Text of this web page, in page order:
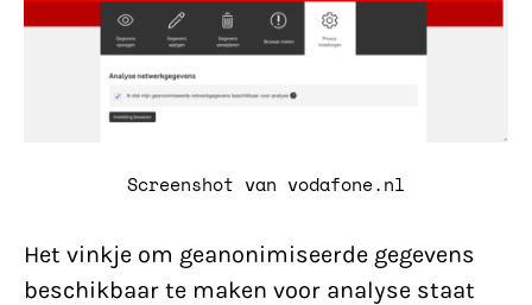
Screenshot van vodafone.nl
Het vinkje om geanonimiseerde gegevens
beschikbaar te maken voor analyse staat